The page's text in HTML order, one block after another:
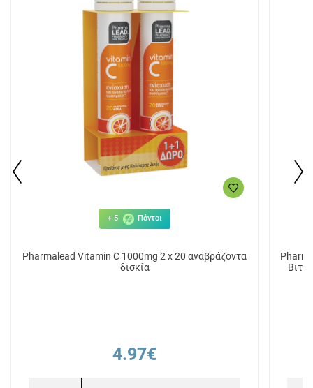
+ 5 Πόντοι
Pharmalead Vitamin C 1000mg 2 x 20 αναβράζοντα
δισκία
4.97€